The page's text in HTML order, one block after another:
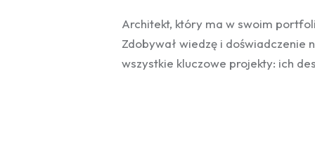
Architekt, który ma w swoim
Zdobywał wiedzę i doświadczenie
wszystkie kluczowe projekty: ich